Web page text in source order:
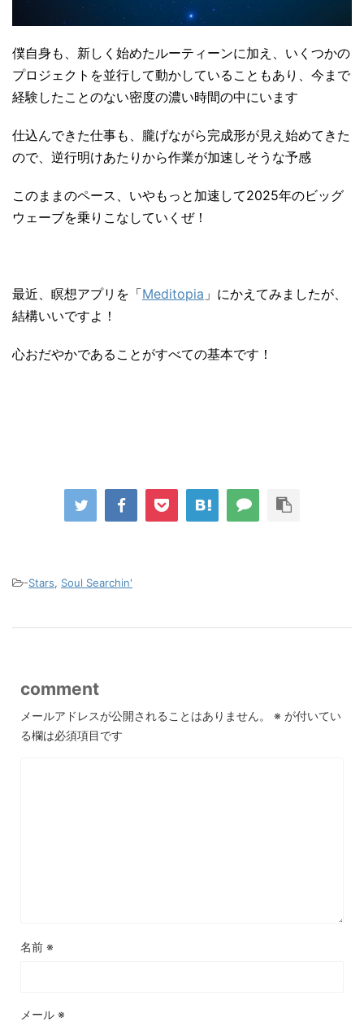
僕自身も、新しく始めたルーティーンに加え、いくつかの
プロジェクトを並行して動かしていることもあり、今まで
経験したことのない密度の濃い時間の中にいます
仕込んできた仕事も、朧げながら完成形が見え始めてきた
ので、逆行明けあたりから作業が加速しそうな予感
このままのペース、いやもっと加速して2025年のビッグ
ウェーブを乗りこなしていくぜ！
最近、瞑想アプリを「Meditopia 」にかえてみましたが、
結構いいですよ！
心おだやかであることがすべての基本です！
-Stars, Soul Searchin'
comment
メールアドレスが公開されることはありません。 ※ が付いてい
る欄は必須項目です
名前 ※
メール ※